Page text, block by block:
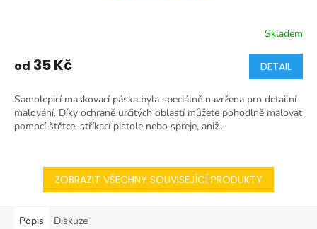
Skladem
od 35 Kč DETAIL
Samolepicí maskovací páska byla speciálně navržena pro detailní
malování. Díky ochraně určitých oblastí můžete pohodlně malovat
pomocí štětce, stříkací pistole nebo spreje, aniž...
ZOBRAZIT VŠECHNY SOUVISEJÍCÍ PRODUKTY
Popis Diskuze